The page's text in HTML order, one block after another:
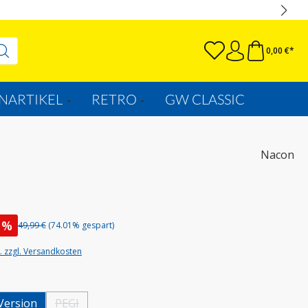
0,00 €*
RETRO GW CLASSIC
Nacon
% 49,99 € (74.01% gespart)
zzgl. Versandkosten
PEGI